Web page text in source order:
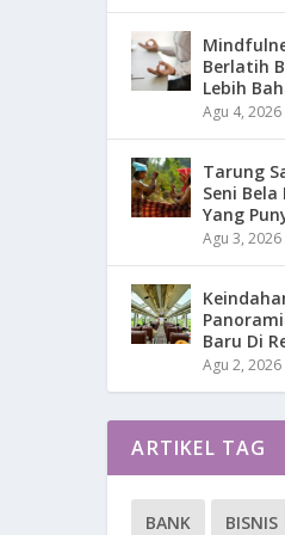
Berlatih
Lebih
Agu 4, 2026
Tarung
Seni
Yang
Agu 3, 2026
Baru Di
Agu 2, 2026
ARTIKEL TAG
BANK BISNIS